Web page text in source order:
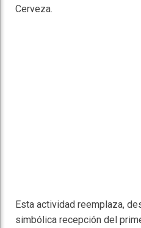
Cerveza.
Esta actividad reemplaza,
simbólica recepción del